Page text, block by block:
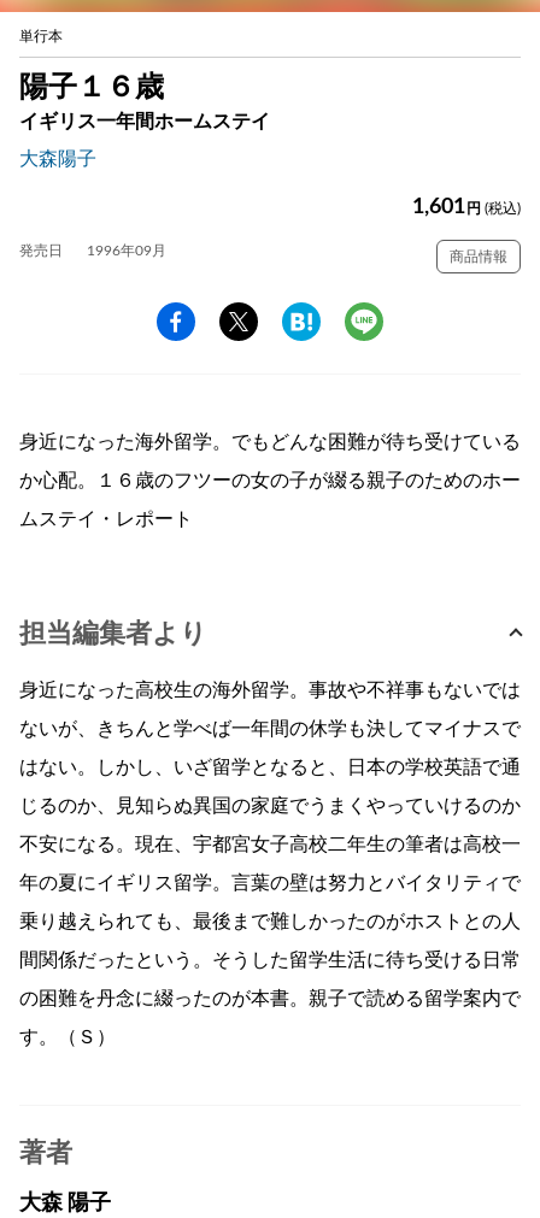
単行本
陽子１６歳
イギリス一年間ホームステイ
大森陽子
1,601 円 (税込)
発売日 1996年09月 商品情報
身近になった海外留学。でもどんな困難が待ち受けている
か心配。１６歳のフツーの女の子が綴る親子のためのホー
ムステイ・レポート
担当編集者より
身近になった高校生の海外留学。事故や不祥事もないでは
ないが、きちんと学べば一年間の休学も決してマイナスで
はない。しかし、いざ留学となると、日本の学校英語で通
じるのか、見知らぬ異国の家庭でうまくやっていけるのか
不安になる。現在、宇都宮女子高校二年生の筆者は高校一
年の夏にイギリス留学。言葉の壁は努力とバイタリティで
乗り越えられても、最後まで難しかったのがホストとの人
間関係だったという。そうした留学生活に待ち受ける日常
の困難を丹念に綴ったのが本書。親子で読める留学案内で
す。（Ｓ）
著者
大森 陽子